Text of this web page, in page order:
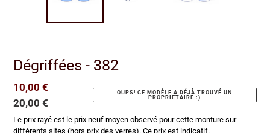
Dégriffées - 382
Prix
réduit
10,00 €
20,00 €
OUPS! CE MODÈLE A DÉJÀ TROUVÉ UN
PROPRIÉTAIRE :)
Le prix rayé est le prix neuf moyen observé pour cette monture sur
différents sites (hors prix des verres). Ce prix est indicatif.